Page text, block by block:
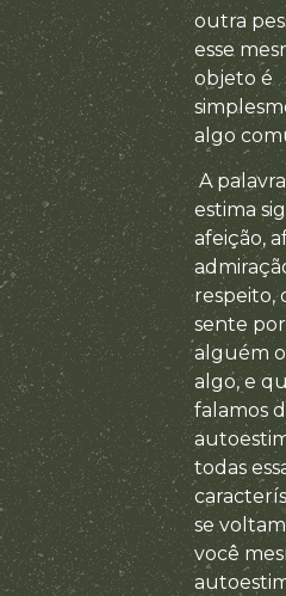
outra
esse
objeto é
algo
A palavra
estima
afeição,
respeito,
sente por
alguém
algo, e
falamos
todas
se
você